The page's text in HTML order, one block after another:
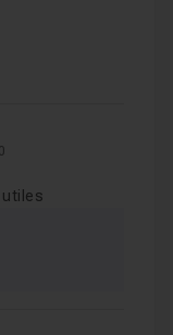
de composants